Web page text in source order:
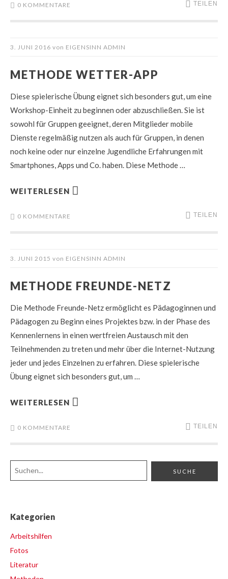
0 KOMMENTARE TEILEN
3. JUNI 2016 von EIGENSINN ADMIN
METHODE WETTER-APP
Diese spielerische Übung eignet sich besonders gut, um eine
Workshop-Einheit zu beginnen oder abzuschließen. Sie ist
sowohl für Gruppen geeignet, deren Mitglieder mobile
Dienste regelmäßig nutzen als auch für Gruppen, in denen
noch keine oder nur einzelne Jugendliche Erfahrungen mit
Smartphones, Apps und Co. haben. Diese Methode …
WEITERLESEN
0 KOMMENTARE TEILEN
3. JUNI 2015 von EIGENSINN ADMIN
METHODE FREUNDE-NETZ
Die Methode Freunde-Netz ermöglicht es Pädagoginnen und
Pädagogen zu Beginn eines Projektes bzw. in der Phase des
Kennenlernens in einen wertfreien Austausch mit den
Teilnehmenden zu treten und mehr über die Internet-Nutzung
jeder und jedes Einzelnen zu erfahren. Diese spielerische
Übung eignet sich besonders gut, um …
WEITERLESEN
0 KOMMENTARE TEILEN
Kategorien
Arbeitshilfen
Fotos
Literatur